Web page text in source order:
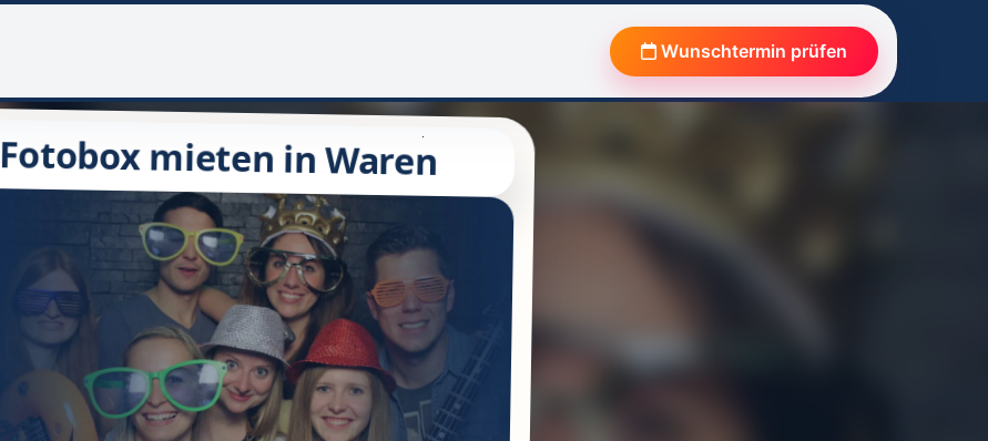
Wunschtermin prüfen
Fotobox mieten in Waren